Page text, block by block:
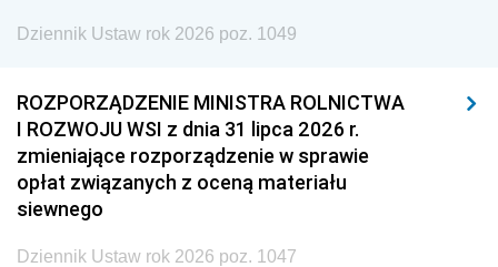
Dziennik Ustaw rok 2026 poz. 1049
ROZPORZĄDZENIE MINISTRA ROLNICTWA
I ROZWOJU WSI z dnia 31 lipca 2026 r.
zmieniające rozporządzenie w sprawie
opłat związanych z oceną materiału
siewnego
Dziennik Ustaw rok 2026 poz. 1047